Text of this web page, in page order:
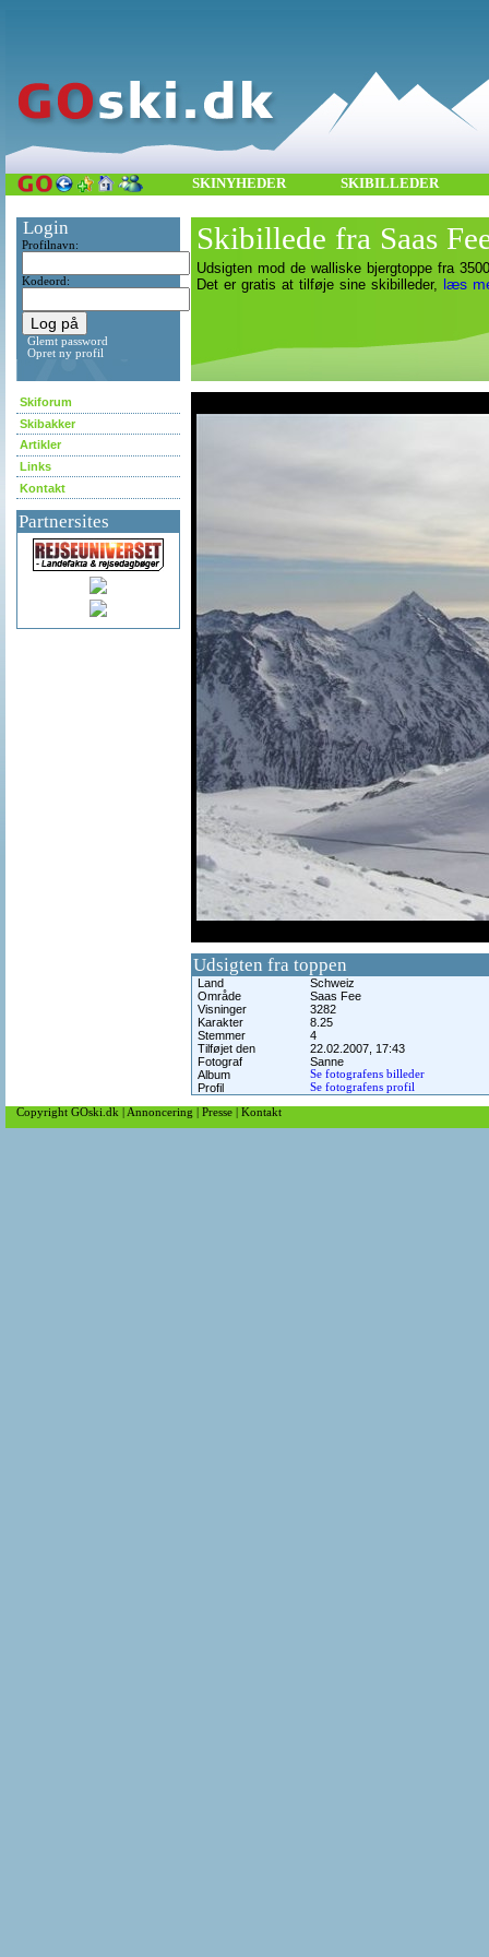
SKINYHEDER SKIBILLEDER
Login
Profilnavn:
Kodeord:
Glemt password
Opret ny profil
Skiforum
Skibakker
Artikler
Links
Kontakt
Partnersites
Skibillede fra Saas
Udsigten mod de walliske bjergtoppe fra
Det er gratis at tilføje sine skibilleder, læs
Udsigten fra toppen
Land
Schweiz
Område
Saas Fee
Visninger
3282
Karakter
8.25
Stemmer
4
Tilføjet den
22.02.2007, 17:43
Fotograf
Sanne
Album
Se fotografens billeder
Profil Se fotografens profil
Copyright GOski.dk Annoncering Presse Kontakt